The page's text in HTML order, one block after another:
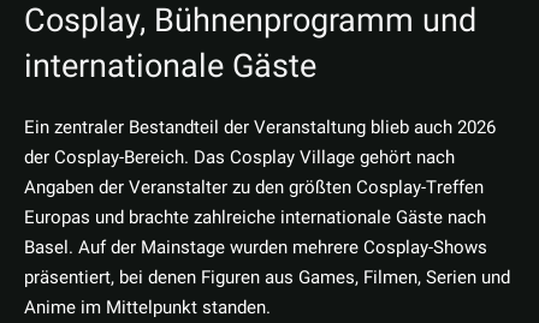
Cosplay, Bühnenprogramm und
internationale Gäste
Ein zentraler Bestandteil der Veranstaltung blieb auch 2026
der Cosplay-Bereich. Das Cosplay Village gehört nach
Angaben der Veranstalter zu den größten Cosplay-Treffen
Europas und brachte zahlreiche internationale Gäste nach
Basel. Auf der Mainstage wurden mehrere Cosplay-Shows
präsentiert, bei denen Figuren aus Games, Filmen, Serien und
Anime im Mittelpunkt standen.